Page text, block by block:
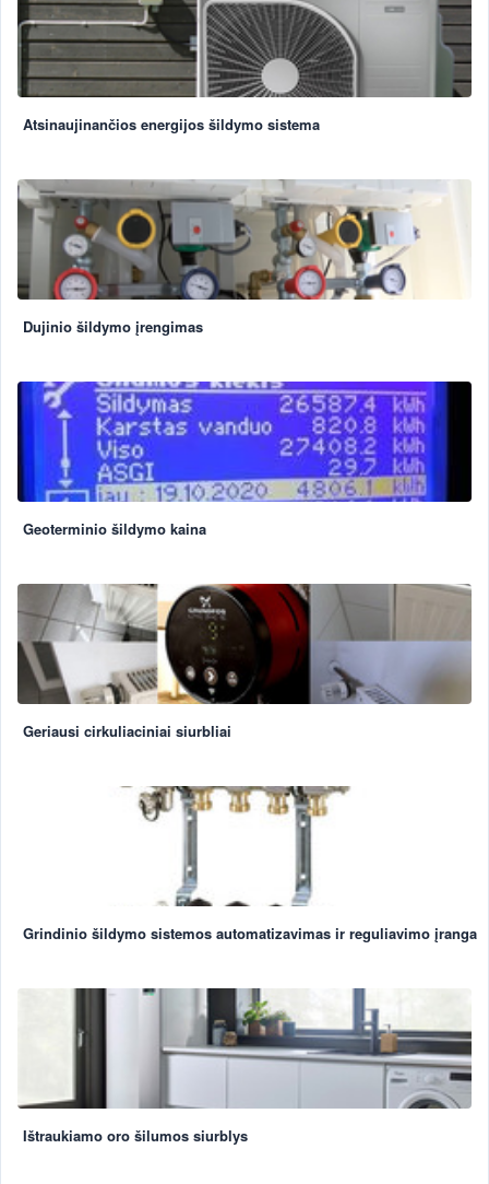
Atsinaujinančios energijos šildymo sistema
Dujinio šildymo įrengimas
Geoterminio šildymo kaina
Geriausi cirkuliaciniai siurbliai
Grindinio šildymo sistemos automatizavimas ir reguliavimo įranga
Ištraukiamo oro šilumos siurblys